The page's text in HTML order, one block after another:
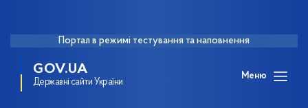
Портал в режимі тестування та наповнення
GOV.UA
Державні сайти України
Меню